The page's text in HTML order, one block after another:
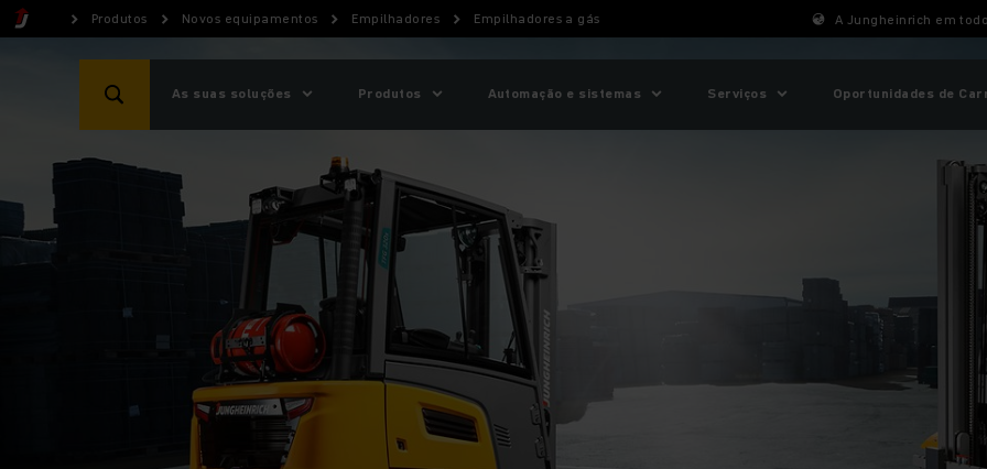
Produtos Novos equipamentos Empilhadores Empilhadores a gás A Jungheinrich em
As suas soluções Produtos Automação e sistemas Serviços Oportunidades de